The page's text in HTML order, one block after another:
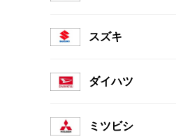
スズキ
ダイハツ
ミツビシ